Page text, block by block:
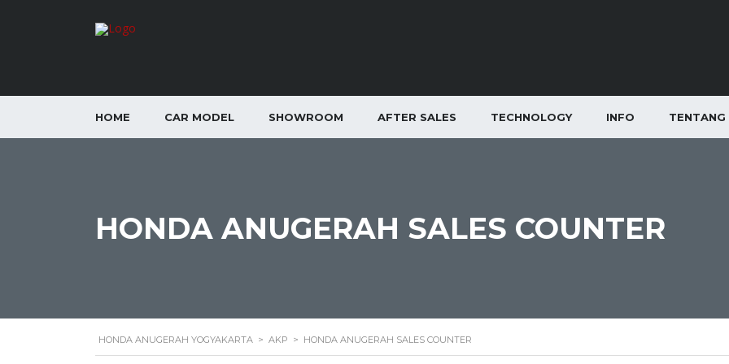
HOME CAR MODEL SHOWROOM AFTER SALES TECHNOLOGY INFO TENTANG
HONDA ANUGERAH SALES COUNTER
HONDA ANUGERAH YOGYAKARTA > AKP > HONDA ANUGERAH SALES COUNTER